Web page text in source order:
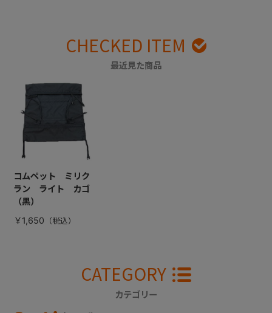
CHECKED ITEM
最近見た商品
コムペット ミリク
ラン ライト カゴ
（黒）
￥1,650
CATEGORY
カテゴリー